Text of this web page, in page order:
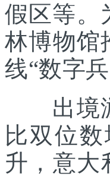
假区等。
林博物馆
线“数字
出境游
比双位
升，意大